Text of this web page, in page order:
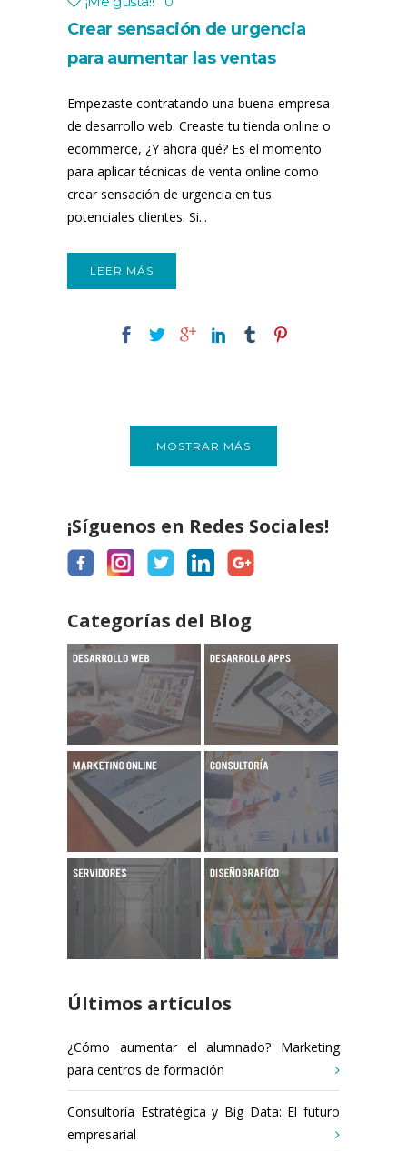
Crear sensación de urgencia
para aumentar las ventas
Empezaste contratando una buena empresa
de desarrollo web. Creaste tu tienda online o
ecommerce, ¿Y ahora qué? Es el momento
para aplicar técnicas de venta online como
crear sensación de urgencia en tus
potenciales clientes. Si...
LEER MÁS
MOSTRAR MÁS
¡Síguenos en Redes Sociales!
Categorías del Blog
Últimos artículos
¿Cómo aumentar el alumnado? Marketing
para centros de formación
Consultoría Estratégica y Big Data: El futuro
empresarial